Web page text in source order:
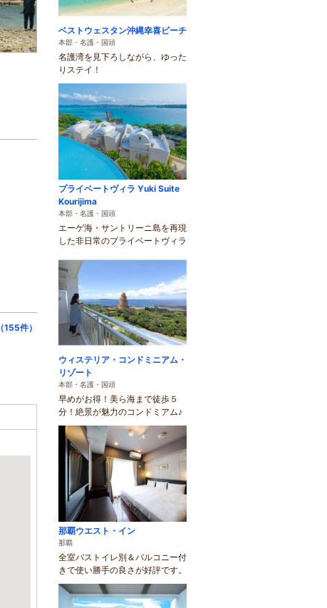
件）
ベストウェスタン沖縄幸喜ビーチ
本部・名護・国頭
名護湾を見下ろしながら、ゆった
りステイ！
プライベートヴィラ Yuki Suite
Kourijima
本部・名護・国頭
エーゲ海・サントリーニ島を再現
した非日常のプライベートヴィラ
ウィステリア・コンドミニアム・
リゾート
本部・名護・国頭
早めがお得！美ら海まで徒歩５
分！絶景が魅力のコンドミアム♪
那覇ウエスト・イン
那覇
全室バストイレ別＆バルコニー付
きで使い勝手の良さが好評です。